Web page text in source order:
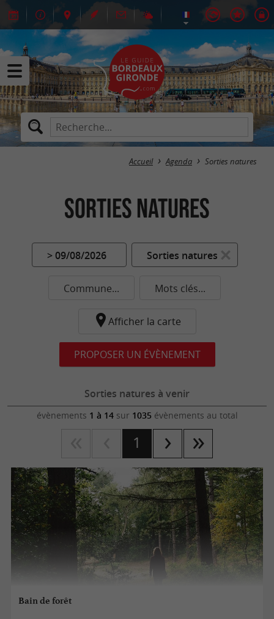
Accueil Agenda Sorties natures
Sorties natures
> 09/08/2026 Sorties natures
Commune... Mots clés...
Afficher la carte
PROPOSER UN ÉVÈNEMENT
Sorties natures à venir
évènements 1 à 14sur 1035 évènements au total
1
Bain de forêt